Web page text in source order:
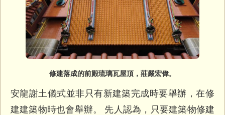
修建落成的前殿琉璃瓦屋頂，莊嚴宏偉。
安龍謝土儀式並非只有新建築完成時要舉辦，在修
建建築物時也會舉辦。 先人認為，只要建築物修建